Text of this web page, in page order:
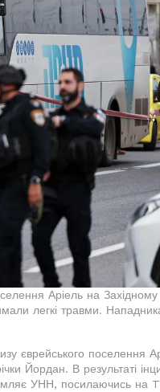
Аріель на Західному
легкі травми.
єврейського поселення
Йордан. В результаті
УНН, посилаючись на